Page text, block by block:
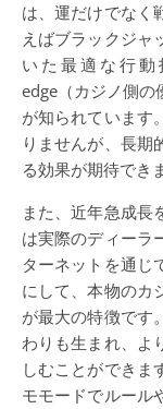
は、運だけでなく
えばブラックジャ
いた最適な行
edge（カジノ側の
が知られています
りませんが、長期
る効果が期待でき
また、近年急成長
は実際のディーラ
ターネットを通じ
にして、本物のカ
が最大の特徴です
わりも生まれ、よ
しむことができま
モモードでルール